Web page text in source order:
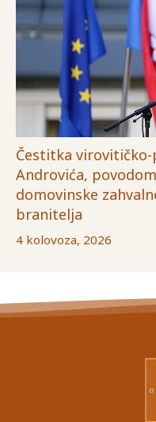
Čestitka
Androvića,
domovinske
branitelja
4 kolovoza, 2026